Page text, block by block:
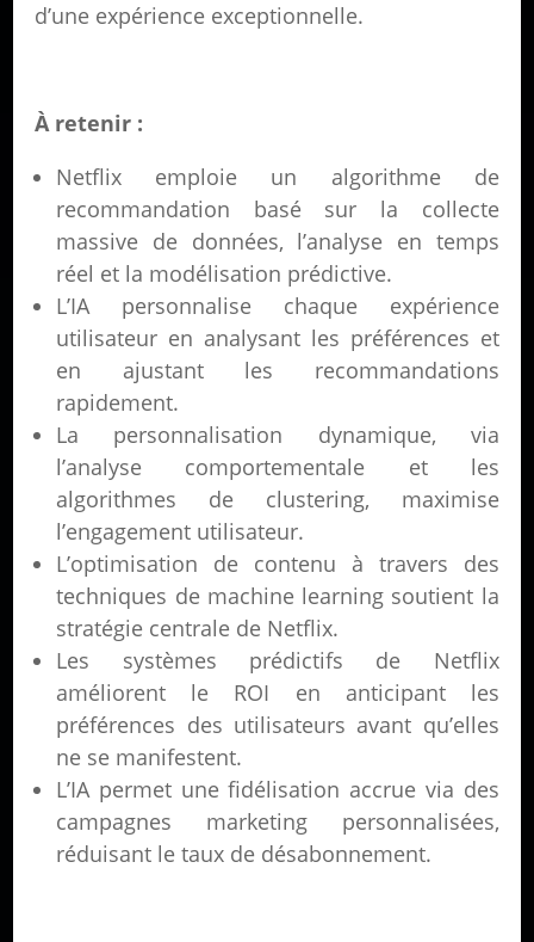
d’une expérience exceptionnelle.
À retenir :
Netflix emploie un algorithme de
recommandation basé sur la collecte
massive de données, l’analyse en temps
réel et la modélisation prédictive.
L’IA personnalise chaque expérience
utilisateur en analysant les préférences et
en ajustant les recommandations
rapidement.
La personnalisation dynamique, via
l’analyse comportementale et les
algorithmes de clustering, maximise
l’engagement utilisateur.
L’optimisation de contenu à travers des
techniques de machine learning soutient la
stratégie centrale de Netflix.
Les systèmes prédictifs de Netflix
améliorent le ROI en anticipant les
préférences des utilisateurs avant qu’elles
ne se manifestent.
L’IA permet une fidélisation accrue via des
campagnes marketing personnalisées,
réduisant le taux de désabonnement.